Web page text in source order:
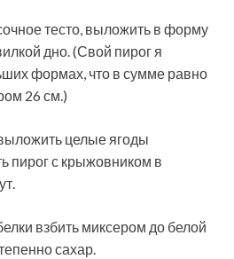
тесто, выложить в форму
дно. (Свой пирог я
формах, что в сумме равно
26 см.)
целые ягоды
пирог с крыжовником в
взбить миксером до белой
сахар.